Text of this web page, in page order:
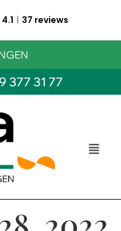
4.1 37 reviews
377 31 77